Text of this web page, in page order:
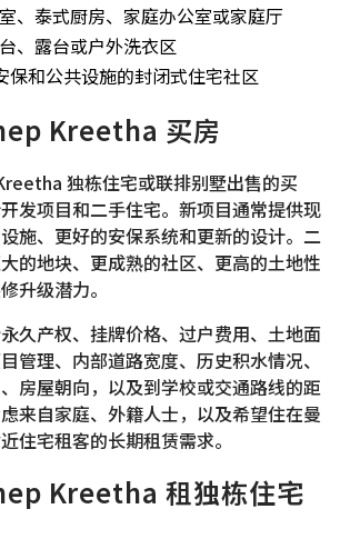
、泰式厨房、家庭办公室或家庭厅
、露台或户外洗衣区
保和公共设施的封闭式住宅社区
Kreetha 买房
独栋住宅或联排别墅出售的买
发项目和二手住宅。新项目通常提供现
施、更好的安保系统和更新的设计。二
的地块、更成熟的社区、更高的土地性
升级潜力。
久产权、挂牌价格、过户费用、土地面
管理、内部道路宽度、历史积水情况、
房屋朝向，以及到学校或交通路线的距
来自家庭、外籍人士，以及希望住在曼
住宅租客的长期租赁需求。
Kreetha 租独栋住宅